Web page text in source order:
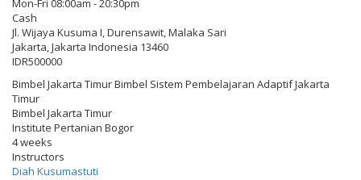
Mon-Fri 08:00am - 20:30pm
Cash
Jl. Wijaya Kusuma I, Durensawit, Malaka Sari
Jakarta,Jakarta Indonesia 13460
IDR500000
Bimbel Jakarta Timur Bimbel Sistem Pembelajaran Adaptif Jakarta
Timur
Bimbel Jakarta Timur
Institute Pertanian Bogor
4 weeks
Instructors
Diah Kusumastuti